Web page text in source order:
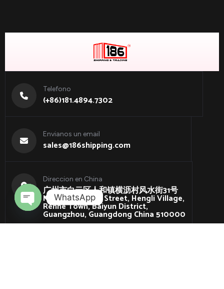
Telefono
(+86)181.4894.7302
Envianos un email
sales@186shipping.com
Direccion en China
广州市白云区人和镇横沥村风水街31号
No. 31, Fengshui Street, Hengli Village,
Renhe Town, Baiyun District,
Guangzhou, Guangdong China 510000
WhatsApp
Open